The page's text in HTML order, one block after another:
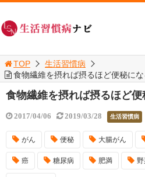
TOP
生活習慣病
食物繊維を摂れば摂るほど便秘にな
食物繊維を摂れば摂るほど便
2017/04/06 2019/03/28 生活習慣病
がん 便秘 大腸がん
癌 糖尿病 肥満